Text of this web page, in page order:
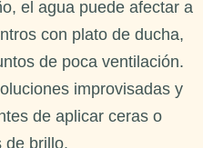
el agua puede afectar a
con plato de ducha,
de poca ventilación.
improvisadas y
de aplicar ceras o
de brillo.